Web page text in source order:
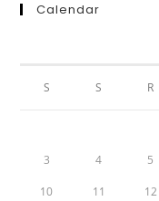
Calendar
S S R
3 4 5
10 11 12